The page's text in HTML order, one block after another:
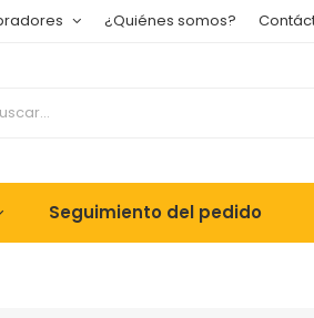
¿Quiénes somos?
Seguimiento del pedido